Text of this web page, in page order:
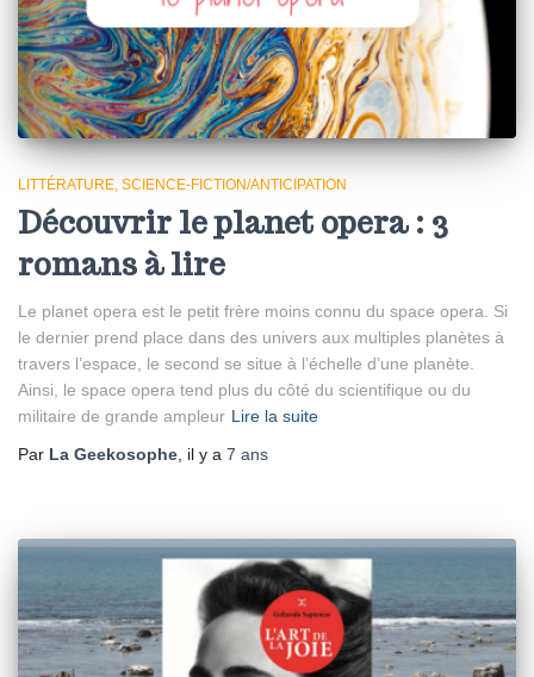
LITTÉRATURE SCIENCE-FICTION/ANTICIPATION
Découvrir le planet opera : 3
romans à lire
Le planet opera est le petit frère moins connu du space opera. Si
le dernier prend place dans des univers aux multiples planètes à
travers l’espace, le second se situe à l’échelle d’une planète.
Ainsi, le space opera tend plus du côté du scientifique ou du
militaire de grande ampleur Lire la suite
Par La Geekosophe , il y a 7 ans